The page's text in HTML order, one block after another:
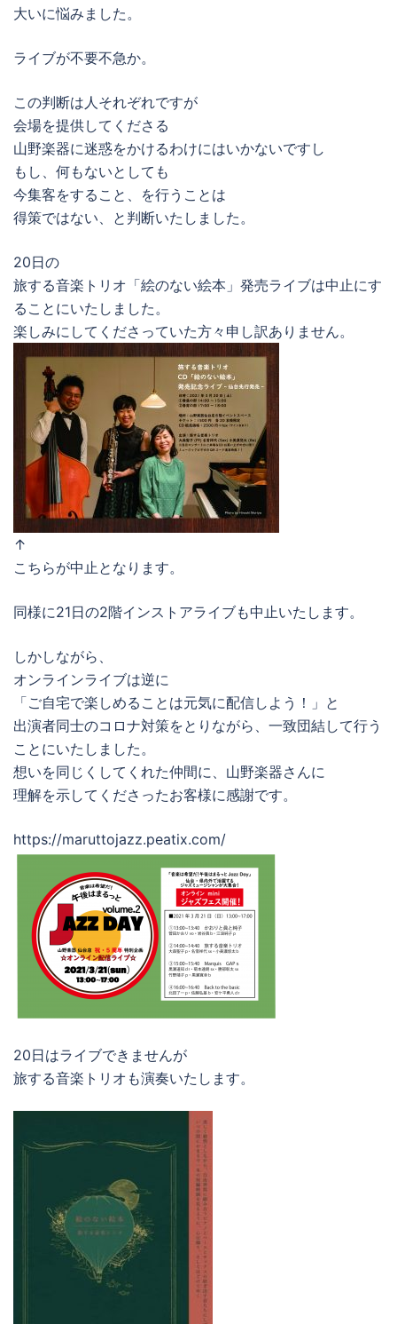
大いに悩みました。
ライブが不要不急か。
この判断は人それぞれですが
会場を提供してくださる
山野楽器に迷惑をかけるわけにはいかないですし
もし、何もないとしても
今集客をすること、を行うことは
得策ではない、と判断いたしました。
20日の
旅する音楽トリオ「絵のない絵本」発売ライブは中止にす
ることにいたしました。
楽しみにしてくださっていた方々申し訳ありません。
↑
こちらが中止となります。
同様に21日の2階インストアライブも中止いたします。
しかしながら、
オンラインライブは逆に
「ご自宅で楽しめることは元気に配信しよう！」と
出演者同士のコロナ対策をとりながら、一致団結して行う
ことにいたしました。
想いを同じくしてくれた仲間に、山野楽器さんに
理解を示してくださったお客様に感謝です。
https://maruttojazz.peatix.com/
20日はライブできませんが
旅する音楽トリオも演奏いたします。